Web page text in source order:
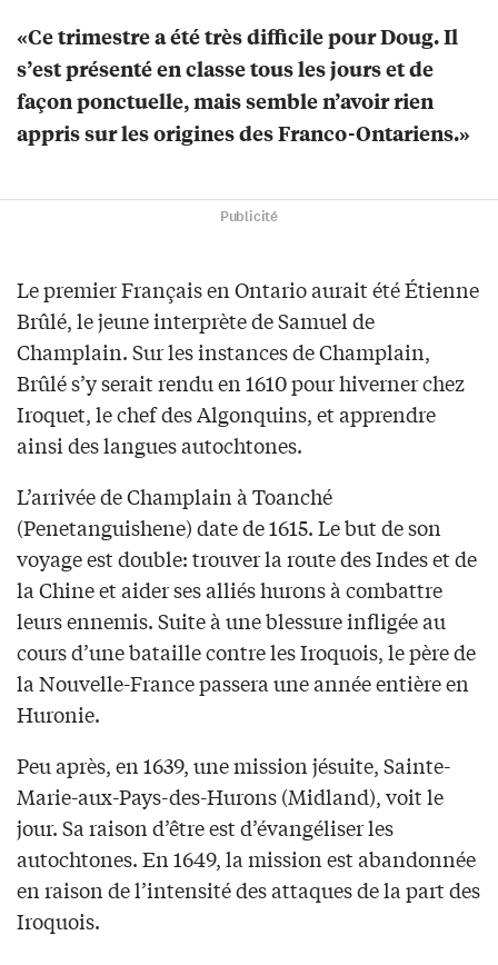
«Ce trimestre a été très difficile pour Doug. Il
s’est présenté en classe tous les jours et de
façon ponctuelle, mais semble n’avoir rien
appris sur les origines des Franco-Ontariens.»
Publicité
Le premier Français en Ontario aurait été Étienne
Brûlé, le jeune interprète de Samuel de
Champlain. Sur les instances de Champlain,
Brûlé s’y serait rendu en 1610 pour hiverner chez
Iroquet, le chef des Algonquins, et apprendre
ainsi des langues autochtones.
L’arrivée de Champlain à Toanché
(Penetanguishene) date de 1615. Le but de son
voyage est double: trouver la route des Indes et de
la Chine et aider ses alliés hurons à combattre
leurs ennemis. Suite à une blessure infligée au
cours d’une bataille contre les Iroquois, le père de
la Nouvelle-France passera une année entière en
Huronie.
Peu après, en 1639, une mission jésuite, Sainte-
Marie-aux-Pays-des-Hurons (Midland), voit le
jour. Sa raison d’être est d’évangéliser les
autochtones. En 1649, la mission est abandonnée
en raison de l’intensité des attaques de la part des
Iroquois.